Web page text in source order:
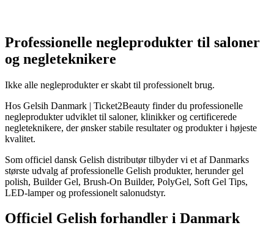
Professionelle negleprodukter til saloner
og negleteknikere
Ikke alle negleprodukter er skabt til professionelt brug.
Hos Gelsih Danmark | Ticket2Beauty finder du professionelle
negleprodukter udviklet til saloner, klinikker og certificerede
negleteknikere, der ønsker stabile resultater og produkter i højeste
kvalitet.
Som officiel dansk Gelish distributør tilbyder vi et af Danmarks
største udvalg af professionelle Gelish produkter, herunder gel
polish, Builder Gel, Brush-On Builder, PolyGel, Soft Gel Tips,
LED-lamper og professionelt salonudstyr.
Officiel Gelish forhandler i Danmark